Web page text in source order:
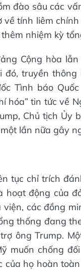
đào sâu các
tính liêm
nhiệm kỳ
Cộng hòa
đó, truyền
Tình báo
hóa” tin tức về
Chủ tịch
lần nữa gây
tục chỉ trích
hoạt động của
các đồng
thống đang
ông Trump.
muốn chống
của họ hoàn